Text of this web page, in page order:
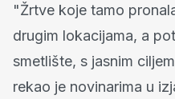
"Žrtve koje tamo
drugim lokacijama, a
smetlište, s jasnim
rekao je novinarima u